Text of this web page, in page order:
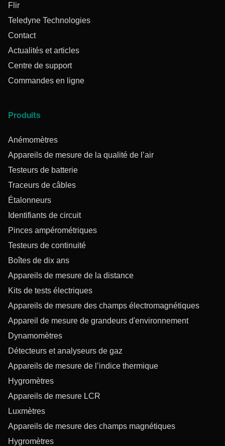
Flir
Teledyne Technologies
Contact
Actualités et articles
Centre de support
Commandes en ligne
Produits
Anémomètres
Appareils de mesure de la qualité de l’air
Testeurs de batterie
Traceurs de câbles
Étalonneurs
Identifiants de circuit
Pinces ampérométriques
Testeurs de continuité
Boîtes de dix ans
Appareils de mesure de la distance
Kits de tests électriques
Appareils de mesure des champs électromagnétiques
Appareil de mesure de grandeurs d'environnement
Dynamomètres
Détecteurs et analyseurs de gaz
Appareils de mesure de l’indice thermique
Hygromètres
Appareils de mesure LCR
Luxmètres
Appareils de mesure des champs magnétiques
Hygromètres